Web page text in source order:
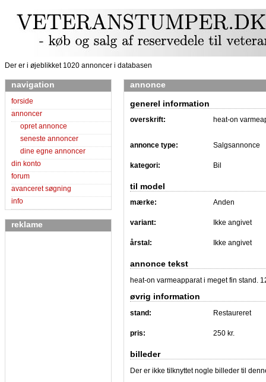
Der er i øjeblikket 1020 annoncer i databasen
navigation
forside
annoncer
opret annonce
seneste annoncer
dine egne annoncer
din konto
forum
avanceret søgning
info
reklame
annonce
generel information
overskrift: heat-on
annonce type: Salgsannonce
kategori: Bil
til model
mærke: Anden
variant: Ikke angivet
årstal: Ikke angivet
annonce tekst
heat-on varmeapparat i meget fin stand.
øvrig information
stand: Restaureret
pris: 250 kr.
billeder
Der er ikke tilknyttet nogle billeder til